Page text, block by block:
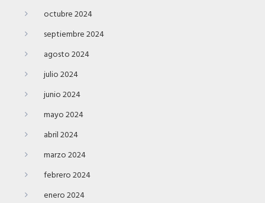
octubre 2024
septiembre 2024
agosto 2024
julio 2024
junio 2024
mayo 2024
abril 2024
marzo 2024
febrero 2024
enero 2024